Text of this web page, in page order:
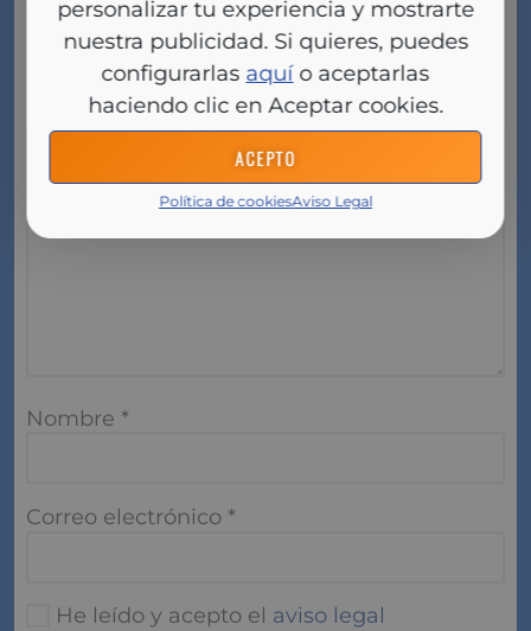
personalizar tu experiencia y mostrarte
nuestra publicidad. Si quieres, puedes
configurarlas aquío aceptarlas
haciendo clic en Aceptar cookies.
ACEPTO
Política de cookiesAviso Legal
publicada. Los campos obligatorios están
marcados con*
Comentario*
Nombre *
Correo electrónico *
He leído y acepto el aviso legal